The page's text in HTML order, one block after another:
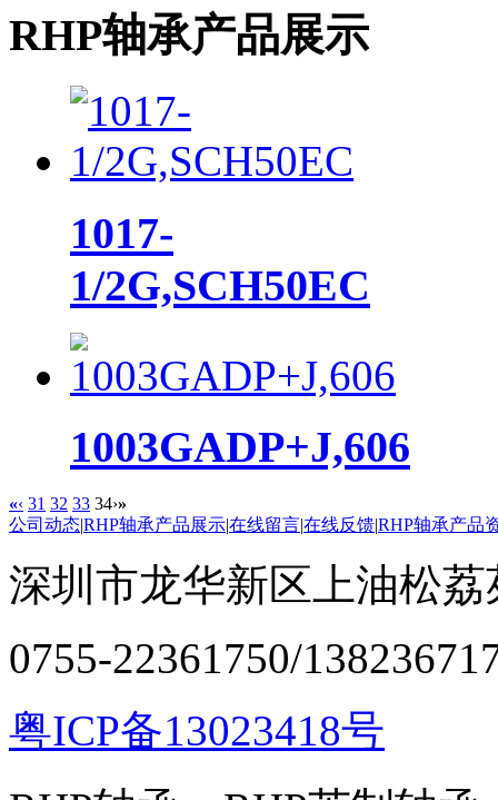
RHP轴承产品展示
1017-
1/2G,SCH50EC
1003GADP+J,606
«‹ 31 32 33 34›»
公司动态|RHP轴承产品展示|在线留言|在线反馈|RHP轴承产品
深圳市龙华新区上油松
0755-22361750/
粤ICP备13023418号